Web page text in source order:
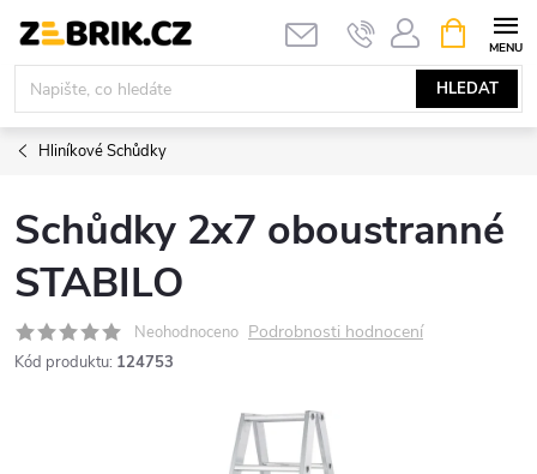
obsah
HLEDAT
NÁKUPNÍ
KOŠÍK
Hliníkové Schůdky
Schůdky 2x7 oboustranné
STABILO
Neohodnoceno Podrobnosti hodnocení
Kód produktu: 124753